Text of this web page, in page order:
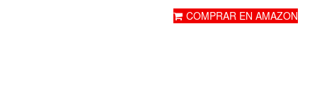
57,92€.
COMPRAR EN AMAZON